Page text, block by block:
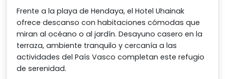
Frente a la playa de Hendaya, el Hotel Uhainak
ofrece descanso con habitaciones cómodas que
miran al océano o al jardín. Desayuno casero en la
terraza, ambiente tranquilo y cercanía a las
actividades del País Vasco completan este refugio
de serenidad.